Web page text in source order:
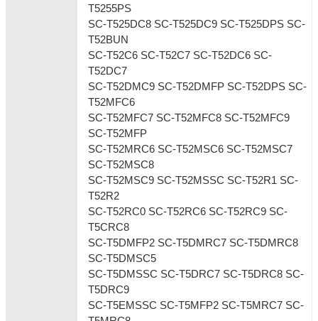
T5255PS
SC-T525DC8 SC-T525DC9 SC-T525DPS SC-
T52BUN
SC-T52C6 SC-T52C7 SC-T52DC6 SC-
T52DC7
SC-T52DMC9 SC-T52DMFP SC-T52DPS SC-
T52MFC6
SC-T52MFC7 SC-T52MFC8 SC-T52MFC9
SC-T52MFP
SC-T52MRC6 SC-T52MSC6 SC-T52MSC7
SC-T52MSC8
SC-T52MSC9 SC-T52MSSC SC-T52R1 SC-
T52R2
SC-T52RC0 SC-T52RC6 SC-T52RC9 SC-
T5CRC8
SC-T5DMFP2 SC-T5DMRC7 SC-T5DMRC8
SC-T5DMSC5
SC-T5DMSSC SC-T5DRC7 SC-T5DRC8 SC-
T5DRC9
SC-T5EMSSC SC-T5MFP2 SC-T5MRC7 SC-